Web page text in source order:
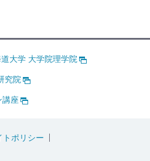
大学 大学院理学院
究院
講座
トポリシー